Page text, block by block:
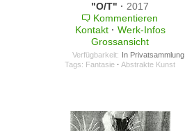
"O/T" · 2017
Kommentieren
Kontakt · Werk-Infos
Grossansicht
Verfügbarkeit: In Privatsammlung
Tags: Fantasie · Abstrakte Kunst